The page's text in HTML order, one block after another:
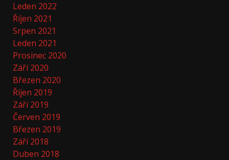
Leden 2022
Říjen 2021
Srpen 2021
Leden 2021
Prosinec 2020
Září 2020
Březen 2020
Říjen 2019
Září 2019
Červen 2019
Březen 2019
Září 2018
Duben 2018